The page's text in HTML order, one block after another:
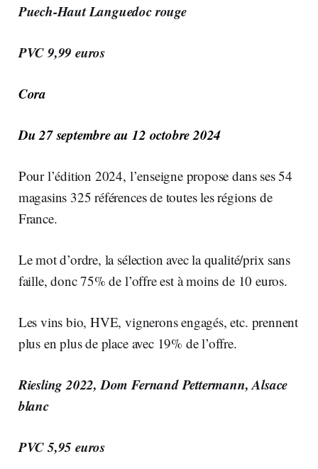
Puech-Haut Languedoc rouge
PVC 9,99 euros
Cora
Du 27 septembre au 12 octobre 2024
Pour l’édition 2024, l’enseigne propose dans ses 54
magasins 325 références de toutes les régions de
France.
Le mot d’ordre, la sélection avec la qualité/prix sans
faille, donc 75% de l’offre est à moins de 10 euros.
Les vins bio, HVE, vignerons engagés, etc. prennent
plus en plus de place avec 19% de l’offre.
Riesling 2022, Dom Fernand Pettermann, Alsace
blanc
PVC 5,95 euros